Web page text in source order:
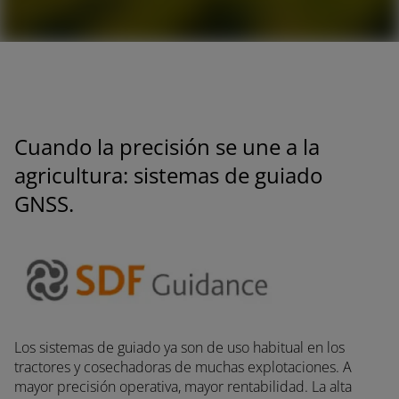
Cuando la precisión se une a la
agricultura: sistemas de guiado
GNSS.
Los sistemas de guiado ya son de uso habitual en los
tractores y cosechadoras de muchas explotaciones. A
mayor precisión operativa, mayor rentabilidad. La alta